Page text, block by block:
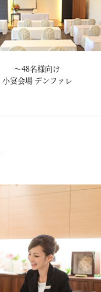
～48名様向け
小宴会場 デンファレ